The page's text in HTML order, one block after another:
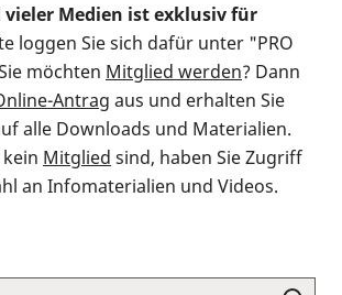
vieler Medien ist exklusiv für
loggen Sie sich dafür unter "PRO
möchten Mitglied werden? Dann
Antrag aus und erhalten Sie
alle Downloads und Materialien.
Mitglied sind, haben Sie Zugriff
an Infomaterialien und Videos.